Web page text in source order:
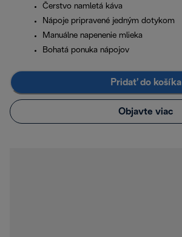
Čerstvo namletá káva
Nápoje pripravené jedným dotykom
Manuálne napenenie mlieka
Bohatá ponuka nápojov
Pridať do košíka
Objavte viac